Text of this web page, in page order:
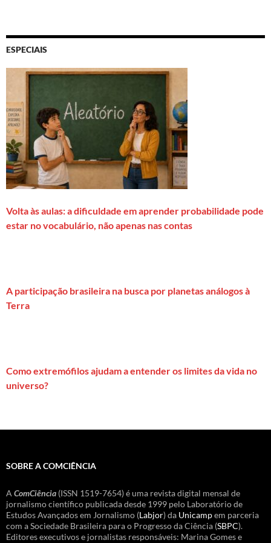
ESPECIAIS
Volta às aulas: a dificuldade em aprender probabilidade pode
estar no vocabulário, não apenas nas contas
A participação brasileira na busca por planetas análogos à
Terra
Como extremófilos ajudam a entender os limites da vida no
universo?
SOBRE A COMCIÊNCIA
A ComCiência (ISSN 1519-7654) é uma revista digital mensal de
jornalismo científico publicada desde 1999 pelo Laboratório de
Estudos Avançados em Jornalismo (Labjor) da Unicampem parceria
com a Sociedade Brasileira para o Progresso da Ciência (SBPC).
Editores executivos e jornalistas responsáveis: Marina Gomes e